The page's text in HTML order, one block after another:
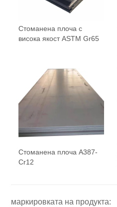
Стоманена плоча с
висока якост ASTM Gr65
Стоманена плоча A387-
Cr12
маркировката на продукта: